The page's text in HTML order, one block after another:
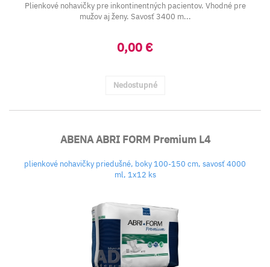
Plienkové nohavičky pre inkontinentných pacientov. Vhodné pre
mužov aj ženy. Savosť 3400 m...
0,00 €
Nedostupné
ABENA ABRI FORM Premium L4
plienkové nohavičky priedušné, boky 100-150 cm, savosť 4000
ml, 1x12 ks